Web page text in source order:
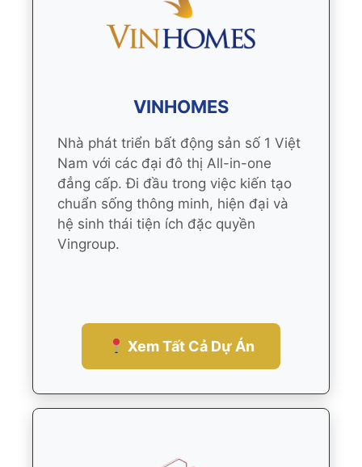
VINHOMES
Nhà phát triển bất động sản số 1 Việt
Nam với các đại đô thị All-in-one
đẳng cấp. Đi đầu trong việc kiến tạo
chuẩn sống thông minh, hiện đại và
hệ sinh thái tiện ích đặc quyền
Vingroup.
Xem Tất Cả Dự Án